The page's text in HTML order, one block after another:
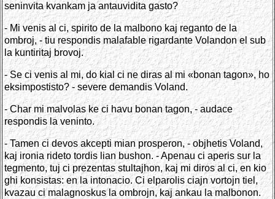
seninvita kvankam ja antauvidita gasto?
- Mi venis al ci, spirito de la malbono kaj reganto de la
ombroj, - tiu respondis malafable rigardante Volandon el sub
la kuntiritaj brovoj.
- Se ci venis al mi, do kial ci ne diras al mi «bonan tagon», ho
eksimpostisto? - severe demandis Voland.
- Char mi malvolas ke ci havu bonan tagon, - audace
respondis la veninto.
- Tamen ci devos akcepti mian prosperon, - objhetis Voland,
kaj ironia rideto tordis lian bushon. - Apenau ci aperis sur la
tegmento, tuj ci prezentas stultajhon, kaj mi diros al ci, en kio
ghi konsistas: en la intonacio. Ci elparolis ciajn vortojn tiel,
kvazau ci malagnoskus la ombrojn, kaj ankau la malbonon.